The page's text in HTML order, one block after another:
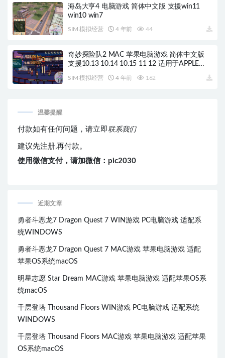
海岛大亨4 电脑游戏 简体中文版 支援win11
win10 win7
SIM 模拟经营 4 年前 44
奇妙探险队2 MAC 苹果电脑游戏 简体中文版
支援10.13 10.14 10.15 11 12 适用于APPLE
SIM 模拟经营 4 年前 162
温馨提醒
付款如有任何问题，请立即联系我们
建议先注册,再付款。
使用微信支付，请加微信：pic2030
近期文章
勇者斗恶龙7 Dragon Quest 7 WIN游戏 PC电脑游戏 适配系
统WINDOWS
勇者斗恶龙7 Dragon Quest 7 MAC游戏 苹果电脑游戏 适配
苹果OS系统macOS
明星志愿 Star Dream MAC游戏 苹果电脑游戏 适配苹果OS系
统macOS
千层登塔 Thousand Floors WIN游戏 PC电脑游戏 适配系统
WINDOWS
千层登塔 Thousand Floors MAC游戏 苹果电脑游戏 适配苹果
OS系统macOS